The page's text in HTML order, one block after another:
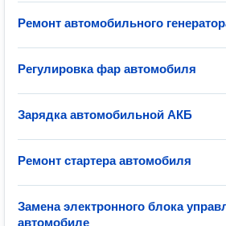
Ремонт автомобильного
Регулировка фар автомобиля
Зарядка автомобильной АКБ
Ремонт стартера автомобиля
Замена электронного блока
автомобиле